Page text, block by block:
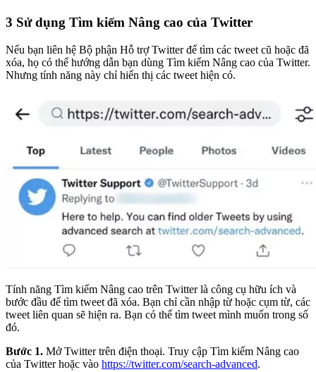
3 Sử dụng Tìm kiếm Nâng cao của Twitter
Nếu bạn liên hệ Bộ phận Hỗ trợ Twitter để tìm các tweet cũ hoặc đã
xóa, họ có thể hướng dẫn bạn dùng Tìm kiếm Nâng cao của Twitter.
Nhưng tính năng này chỉ hiển thị các tweet hiện có.
Tính năng Tìm kiếm Nâng cao trên Twitter là công cụ hữu ích và
bước đầu để tìm tweet đã xóa. Bạn chỉ cần nhập từ hoặc cụm từ, các
tweet liên quan sẽ hiện ra. Bạn có thể tìm tweet mình muốn trong số
đó.
Bước 1. Mở Twitter trên điện thoại. Truy cập Tìm kiếm Nâng cao
của Twitter hoặc vào https://twitter.com/search-advanced.